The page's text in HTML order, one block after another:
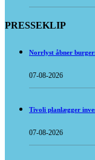
PRESSEKLIP
Norrlyst åbner
07-08-2026
Tivoli planlægger
07-08-2026